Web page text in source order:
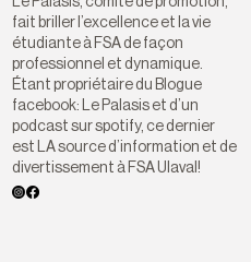
fait briller l’excellence et la vie
étudiante à FSA de façon
professionnel et dynamique.
Étant propriétaire du Blogue
facebook: Le Palasis et d’un
podcast sur spotify, ce dernier
est LA source d’information et de
divertissement à FSA Ulaval!